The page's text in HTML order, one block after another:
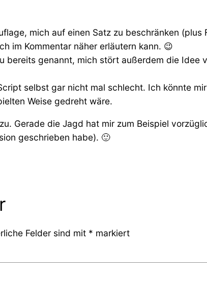
mich auf einen Satz zu beschränken
im Kommentar näher erläutern kann. 😉
bereits genannt, mich stört außerdem die Idee
selbst gar nicht mal schlecht. Ich könnte
Weise gedreht wäre.
Gerade die Jagd hat mir zum Beispiel
geschrieben habe). 🙂
Felder sind mit * markiert